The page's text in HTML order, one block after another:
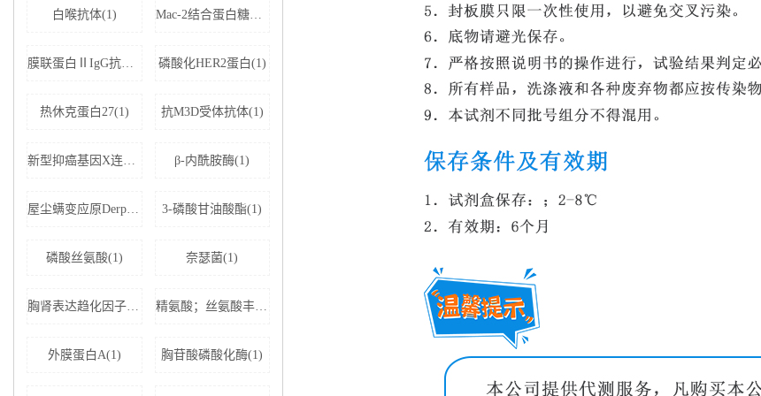
白喉抗体(1) Mac-2结合蛋白糖基化异构体(1)
膜联蛋白ⅡIgG抗体(1) 磷酸化HER2蛋白(1)
热休克蛋白27(1) 抗M3D受体抗体(1)
新型抑癌基因X连锁凋亡抑制蛋白相关因子-1(1) β-内酰胺酶(1)
屋尘螨变应原Derp1 IgE抗体(1) 3-磷酸甘油酸酯(1)
磷酸丝氨酸(1) 奈瑟菌(1)
胸肾表达趋化因子(1) 精氨酸；丝氨酸丰富剪接因子1(1)
外膜蛋白A(1) 胸苷酸磷酸化酶(1)